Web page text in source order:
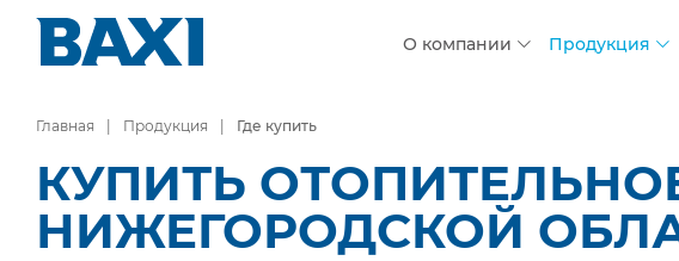
О компании Продукция
Главная Продукция Где купить
КУПИТЬ
НИЖЕГОРОДСКОЙ